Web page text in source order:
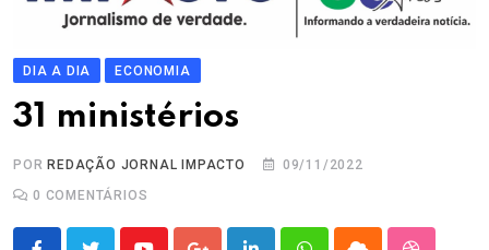
DIA A DIA ECONOMIA
31 ministérios
POR REDAÇÃO JORNAL IMPACTO
09/11/2022
0 COMENTÁRIOS